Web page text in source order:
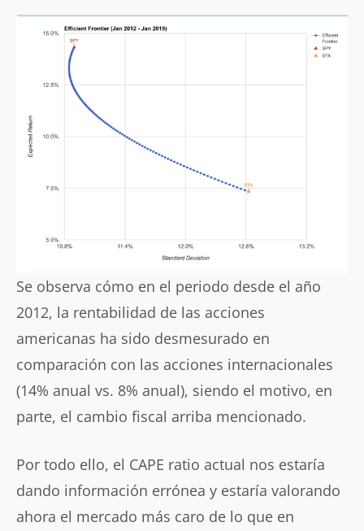
Se observa cómo en el periodo desde el año
2012, la rentabilidad de las acciones
americanas ha sido desmesurado en
comparación con las acciones internacionales
(14% anual vs. 8% anual), siendo el motivo, en
parte, el cambio fiscal arriba mencionado.
Por todo ello, el CAPE ratio actual nos estaría
dando información errónea y estaría valorando
ahora el mercado más caro de lo que en